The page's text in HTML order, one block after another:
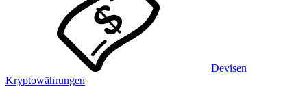
Devisen
Kryptowährungen